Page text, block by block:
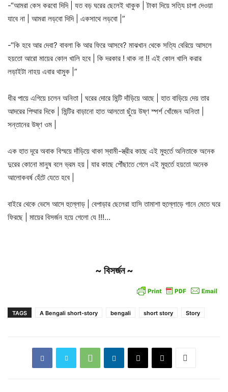
-“আমরা কেস করবো দিদি | যত বড় ঘরের ছেলেই থাকুক | টাকা দিয়ে সত্যি চাপা দেওয়া
যাবে না | আমরা লড়বো দিদি | একসাথে লড়বো |”
-“কি হবে আর দেবা? বাবলা কি আর ফিরে আসবে? মাঝখান থেকে সত্যি বেরিয়ে আসলে
হয়তো আরো মায়ের কোল খালি হবে | কি দরকার ! থাক না !! এই কোল খালি করার
লড়াইটা নাহয় এবার থামুক |”
ধীর পায়ে এগিয়ে চলেন অনিতা | ঘরের দোরে মিন্টি দাঁড়িয়ে আছে | হাত বাড়িয়ে দেয় তার
আদরের পিম্মার দিকে | মিন্টির বাড়ানো হাত আলতো ছুঁয়ে উষ্ণ স্পর্শ খোঁজেন অনিতা |
সন্তানের উষ্ণ ওম |
এক হাত দূরে অবাক বিস্ময়ে দাঁড়িয়ে থাকা স্বামী-স্ত্রীর কাছে এই মুহুর্তে অনিতাকে অনেক
দুরের কোনো মানুষ বলে ভ্রম হয় | যার কাছে পৌঁছাতে গেলে এই মুহুর্তে হয়তো অনেক
আলোকবর্ষ হেঁটে যেতে হবে |
বাইরে থেকে ভেসে আসে হুল্লোড় | বেপাড়ার ছেলেরা হাসি তামাশা হুল্লোড়ে গানে মেতে ঘরে
ফিরছে | মায়ের বিসর্জন হয়ে গেলো যে !!!…
~ বিসর্জন ~
TAGS A Bengali short-story bengali short story Story